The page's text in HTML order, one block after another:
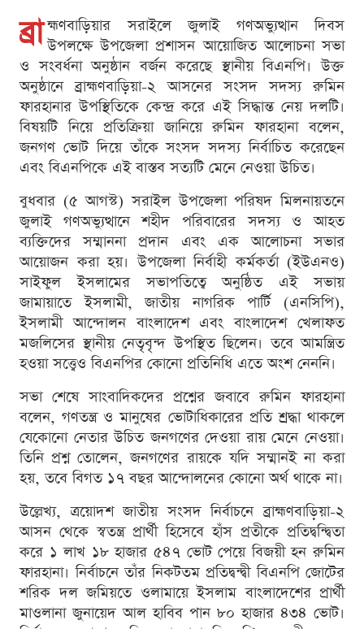
ব্রা হ্মণবাড়িয়ার সরাইলে জুলাই গণঅভ্যুত্থান দিবস
উপলক্ষে উপজেলা প্রশাসন আয়োজিত আলোচনা সভা
ও সংবর্ধনা অনুষ্ঠান বর্জন করেছে স্থানীয় বিএনপি। উক্ত
অনুষ্ঠানে ব্রাহ্মণবাড়িয়া-২ আসনের সংসদ সদস্য রুমিন
ফারহানার উপস্থিতিকে কেন্দ্র করে এই সিদ্ধান্ত নেয় দলটি।
বিষয়টি নিয়ে প্রতিক্রিয়া জানিয়ে রুমিন ফারহানা বলেন,
জনগণ ভোট দিয়ে তাঁকে সংসদ সদস্য নির্বাচিত করেছেন
এবং বিএনপিকে এই বাস্তব সত্যটি মেনে নেওয়া উচিত।
বুধবার (৫ আগস্ট) সরাইল উপজেলা পরিষদ মিলনায়তনে
জুলাই গণঅভ্যুত্থানে শহীদ পরিবারের সদস্য ও আহত
ব্যক্তিদের সম্মাননা প্রদান এবং এক আলোচনা সভার
আয়োজন করা হয়। উপজেলা নির্বাহী কর্মকর্তা (ইউএনও)
সাইফুল ইসলামের সভাপতিত্বে অনুষ্ঠিত এই সভায়
জামায়াতে ইসলামী, জাতীয় নাগরিক পার্টি (এনসিপি),
ইসলামী আন্দোলন বাংলাদেশ এবং বাংলাদেশ খেলাফত
মজলিসের স্থানীয় নেতৃবৃন্দ উপস্থিত ছিলেন। তবে আমন্ত্রিত
হওয়া সত্ত্বেও বিএনপির কোনো প্রতিনিধি এতে অংশ নেননি।
সভা শেষে সাংবাদিকদের প্রশ্নের জবাবে রুমিন ফারহানা
বলেন, গণতন্ত্র ও মানুষের ভোটাধিকারের প্রতি শ্রদ্ধা থাকলে
যেকোনো নেতার উচিত জনগণের দেওয়া রায় মেনে নেওয়া।
তিনি প্রশ্ন তোলেন, জনগণের রায়কে যদি সম্মানই না করা
হয়, তবে বিগত ১৭ বছর আন্দোলনের কোনো অর্থ থাকে না।
উল্লেখ্য, ত্রয়োদশ জাতীয় সংসদ নির্বাচনে ব্রাহ্মণবাড়িয়া-২
আসন থেকে স্বতন্ত্র প্রার্থী হিসেবে হাঁস প্রতীকে প্রতিদ্বন্দ্বিতা
করে ১ লাখ ১৮ হাজার ৫৪৭ ভোট পেয়ে বিজয়ী হন রুমিন
ফারহানা। নির্বাচনে তাঁর নিকটতম প্রতিদ্বন্দ্বী বিএনপি জোটের
শরিক দল জমিয়তে ওলামায়ে ইসলাম বাংলাদেশের প্রার্থী
মাওলানা জুনায়েদ আল হাবিব পান ৮০ হাজার ৪৩৪ ভোট।